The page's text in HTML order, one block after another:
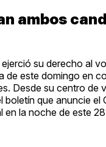
ambos
ejerció su derecho al
de este domingo en
Desde su centro de
boletín que anuncie el
en la noche de este